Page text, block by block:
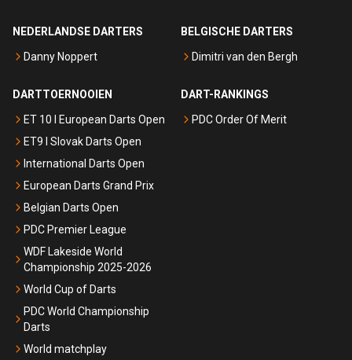
NEDERLANDSE DARTERS
Danny Noppert
BELGISCHE DARTERS
Dimitri van den Bergh
DARTTOERNOOIEN
ET 10 I European Darts Open
ET9 I Slovak Darts Open
International Darts Open
European Darts Grand Prix
Belgian Darts Open
PDC Premier League
WDF Lakeside World
Championship 2025-2026
World Cup of Darts
PDC World Championship
Darts
World matchplay
DART-RANKINGS
PDC Order Of Merit